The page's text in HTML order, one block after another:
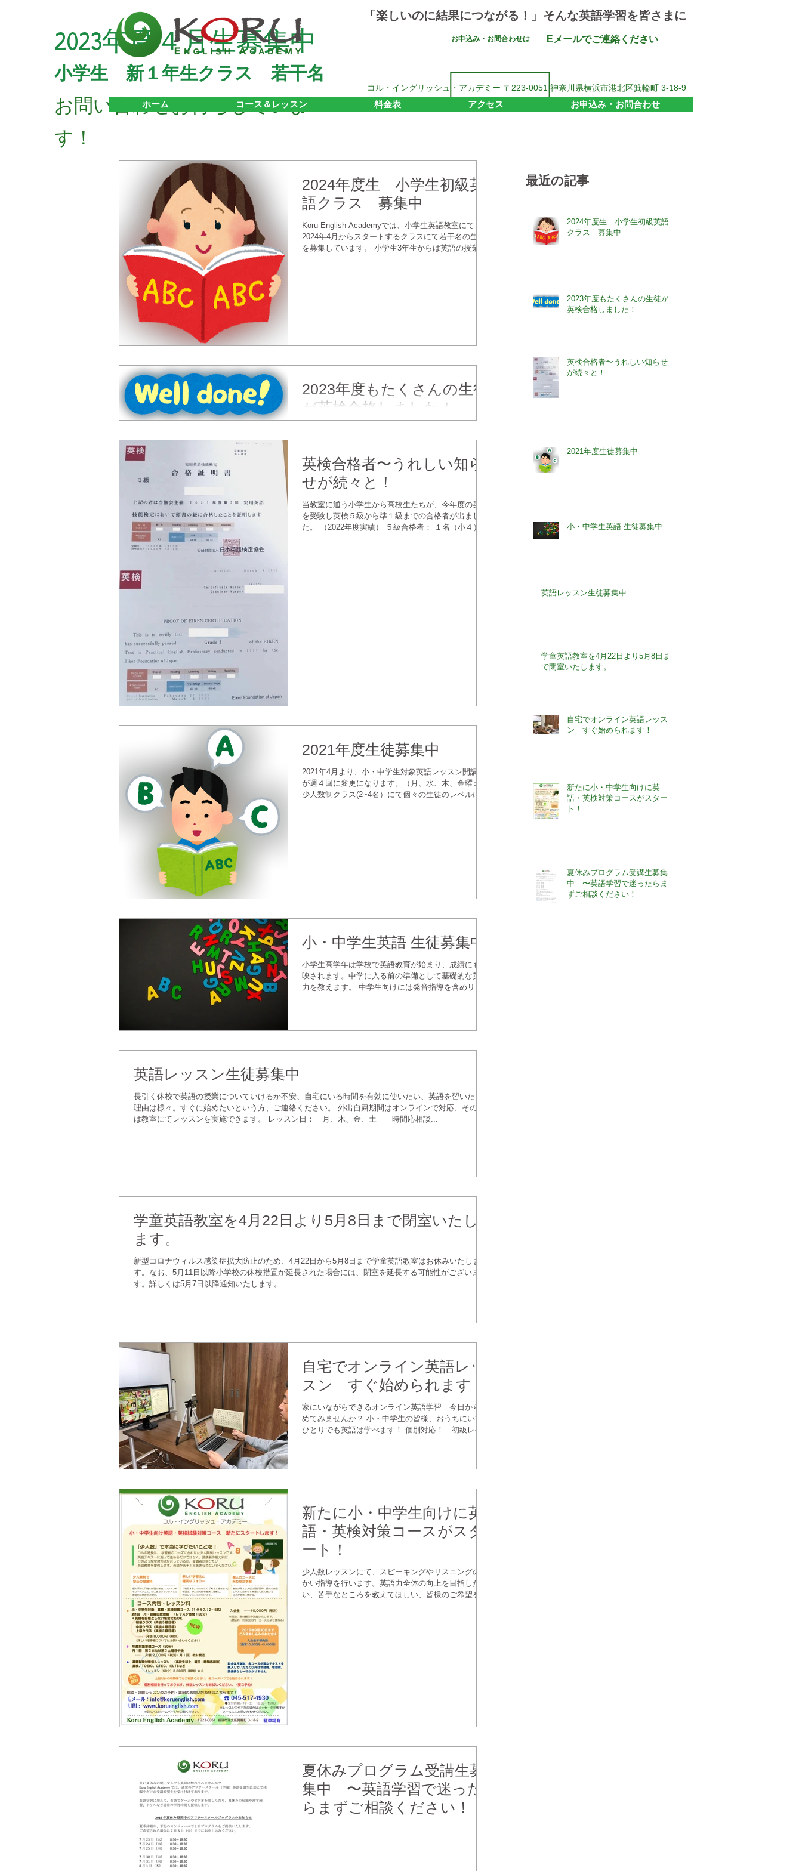
「楽しいのに結果につながる！」そんな英語学習を皆さまに
お申込み・お問合わせは Eメールでご連絡ください
コル・イングリッシュ・アカデミー 〒223-0051 神奈川県横浜市港北区箕輪町 3-18-9
ホーム コース＆レッスン 料金表 アクセス お申込み・お問合わせ
2023年度４月生募集中
小学生 新１年生クラス 若干名
お問い合わせお待ちしていま
す！
2024年度生 小学生初級英
語クラス 募集中
Koru English Academyでは、小学生英語教室にて
2024年4月からスタートするクラスにて若干名の生徒
を募集しています。 小学生3年生からは英語の授業も
2023年度もたくさんの生徒
が英検合格しました！
素晴らしい結果が届いています。 ５級 小学4年 2名
名 中学1年 ２名 中学2年 ２名 中学3年 ３名 準２
級 中学2年 ２名 中学3年 ５名...
英検合格者〜うれしい知ら
せが続々と！
当教室に通う小学生から高校生たちが、今年度の英検
を受験し英検５級から準１級までの合格者が出まし
た。 （2022年度実績） ５級合格者： １名（小４）
2021年度生徒募集中
2021年4月より、小・中学生対象英語レッスン開講日
が週４回に変更になります。（月、水、木、金曜日）
少人数制クラス(2~4名）にて個々の生徒のレベルに合
小・中学生英語 生徒募集中
小学生高学年は学校で英語教育が始まり、成績にも反
映されます。中学に入る前の準備として基礎的な英語
力を教えます。 中学生向けには発音指導を含めリスニ
英語レッスン生徒募集中
長引く休校で英語の授業についていけるか不安、自宅にいる時間を有効に使いたい、英語を習いたい、
理由は様々。すぐに始めたいという方、ご連絡ください。 外出自粛期間はオンラインで対応、その後
は教室にてレッスンを実施できます。 レッスン日： 月、木、金、土 時間応相談...
学童英語教室を4月22日より5月8日まで閉室いたし
ます。
新型コロナウィルス感染症拡大防止のため、4月22日から5月8日まで学童英語教室はお休みいたしま
す。なお、5月11日以降小学校の休校措置が延長された場合には、閉室を延長する可能性がございま
す。詳しくは5月7日以降通知いたします。...
自宅でオンライン英語レッ
スン すぐ始められます！
家にいながらできるオンライン英語学習 今日から始
めてみませんか？ 小・中学生の皆様、おうちにいても
ひとりでも英語は学べます！ 個別対応！ 初級レベル
新たに小・中学生向けに英
語・英検対策コースがスタ
ート！
少人数レッスンにて、スピーキングやリスニングの細
かい指導を行います。英語力全体の向上を目指した
い、苦手なところを教えてほしい、皆様のご希望をお
夏休みプログラム受講生募
集中 〜英語学習で迷った
らまずご相談ください！
最近の記事
2024年度生 小学生初級英語
クラス 募集中
2023年度もたくさんの生徒が
英検合格しました！
英検合格者〜うれしい知らせ
が続々と！
2021年度生徒募集中
小・中学生英語 生徒募集中
英語レッスン生徒募集中
学童英語教室を4月22日より5月8日ま
で閉室いたします。
自宅でオンライン英語レッス
ン すぐ始められます！
新たに小・中学生向けに英
語・英検対策コースがスター
ト！
夏休みプログラム受講生募集
中 〜英語学習で迷ったらま
ずご相談ください！